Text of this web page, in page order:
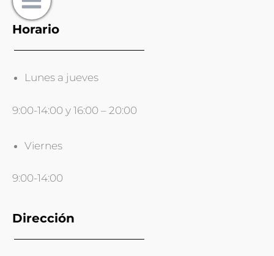
Horario
Lunes a jueves
9:00-14:00 y 16:00 – 20:00
Viernes
9:00-14:00
Dirección